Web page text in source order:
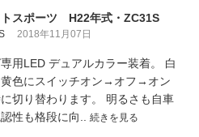
トスポーツ H22年式・ZC31S
2018年11月07日
用LED デュアルカラー装着。 白
色にスイッチオン→オフ→オン
切り替わります。 明るさも自車
性も格段に向.. 続きを見る